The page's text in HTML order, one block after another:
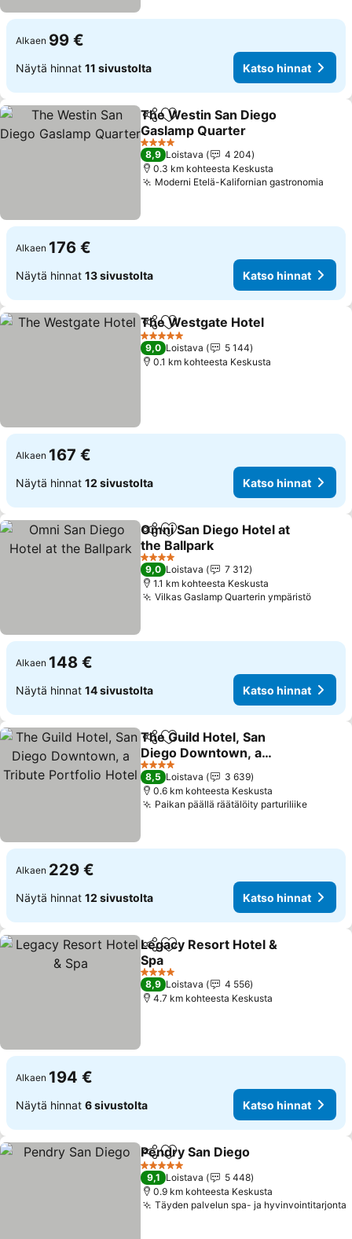
Alkaen 99 €
Näytä hinnat 11 sivustolta Katso hinnat
Jaa Lisää suosikkeihin
The Westin San Diego
Gaslamp Quarter
4 Tähtiluokitus
8,9 Loistava
4 204
0.3 km kohteesta Keskusta
Moderni Etelä-Kalifornian gastronomia
Alkaen 176 €
Näytä hinnat 13 sivustolta Katso hinnat
Jaa Lisää suosikkeihin
The Westgate Hotel
5 Tähtiluokitus
9,0 Loistava
5 144
0.1 km kohteesta Keskusta
Alkaen 167 €
Näytä hinnat 12 sivustolta Katso hinnat
Jaa Lisää suosikkeihin
Omni San Diego Hotel at
the Ballpark
4 Tähtiluokitus
9,0 Loistava
7 312
1.1 km kohteesta Keskusta
Vilkas Gaslamp Quarterin ympäristö
Alkaen 148 €
Näytä hinnat 14 sivustolta Katso hinnat
Jaa Lisää suosikkeihin
The Guild Hotel, San
Diego Downtown, a
Tribute Portfolio Hotel
4 Tähtiluokitus
8,5 Loistava
3 639
0.6 km kohteesta Keskusta
Paikan päällä räätälöity parturiliike
Alkaen 229 €
Näytä hinnat 12 sivustolta Katso hinnat
Jaa Lisää suosikkeihin
Legacy Resort Hotel &
Spa
4 Tähtiluokitus
8,9 Loistava
4 556
4.7 km kohteesta Keskusta
Alkaen 194 €
Näytä hinnat 6 sivustolta Katso hinnat
Jaa Lisää suosikkeihin
Pendry San Diego
5 Tähtiluokitus
9,1 Loistava
5 448
0.9 km kohteesta Keskusta
Täyden palvelun spa- ja hyvinvointitarjonta